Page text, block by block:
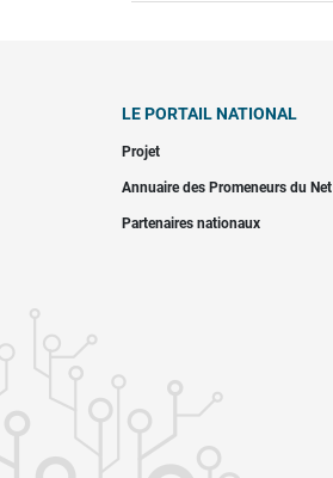
LE PORTAIL NATIONAL
Projet
Annuaire des Promeneurs du Net
Partenaires nationaux